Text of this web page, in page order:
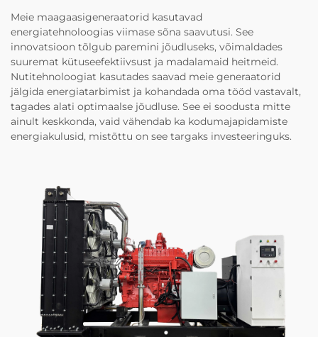
Meie maagaasigeneraatorid kasutavad
energiatehnoloogias viimase sõna saavutusi. See
innovatsioon tõlgub paremini jõudluseks, võimaldades
suuremat kütuseefektiivsust ja madalamaid heitmeid.
Nutitehnoloogiat kasutades saavad meie generaatorid
jälgida energiatarbimist ja kohandada oma tööd vastavalt,
tagades alati optimaalse jõudluse. See ei soodusta mitte
ainult keskkonda, vaid vähendab ka kodumajapidamiste
energiakulusid, mistõttu on see targaks investeeringuks.